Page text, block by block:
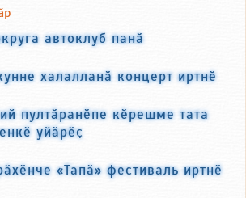
автоклуб панӑ
халалланӑ концерт иртнӗ
пултӑранӗпе кӗрешме тата
уйӑрӗҫ
«Тапӑ» фестиваль иртнӗ